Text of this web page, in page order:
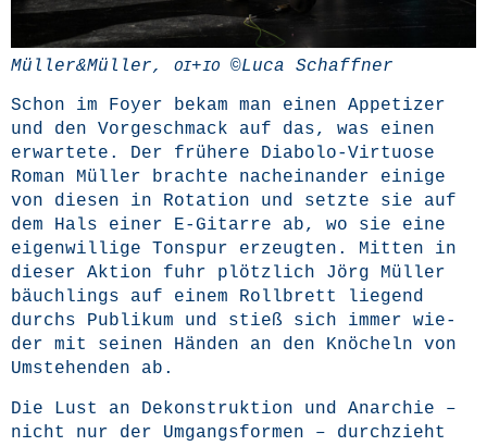
Müller&Müller, OI+IO ©Luca Schaffner
Schon im Foy­er bekam man einen Appe­ti­zer
und den Vor­ge­schmack auf das, was einen
erwar­te­te. Der frü­he­re Dia­bo­lo-Vir­tuo­se
Roman Mül­ler brach­te nach­ein­an­der eini­ge
von die­sen in Rota­ti­on und setz­te sie auf
dem Hals einer E‑Gitarre ab, wo sie eine
eigen­wil­li­ge Ton­spur erzeug­ten. Mit­ten in
die­ser Akti­on fuhr plötz­lich Jörg Mül­ler
bäuch­lings auf einem Roll­brett lie­gend
durchs Publi­kum und stieß sich immer wie­
der mit sei­nen Hän­den an den Knö­cheln von
Umste­hen­den ab.
Die Lust an Dekon­struk­ti­on und Anar­chie –
nicht nur der Umgangs­for­men – durch­zieht